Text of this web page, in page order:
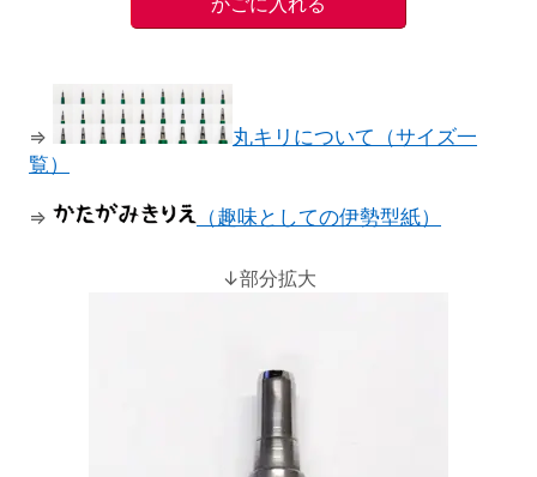
⇒
丸キリについて（サイズ一
覧）
⇒ （趣味としての伊勢型紙）
↓部分拡大